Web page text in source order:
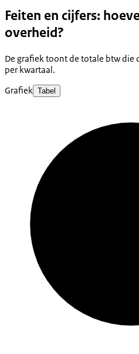
Feiten en cijfers:
overheid?
De grafiek toont de totale btw die
per kwartaal.
Grafiek Tabel